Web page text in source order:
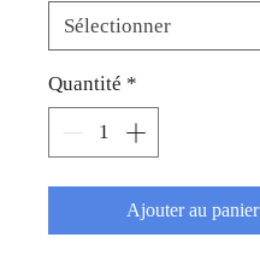
Quantité *
Ajouter au panier